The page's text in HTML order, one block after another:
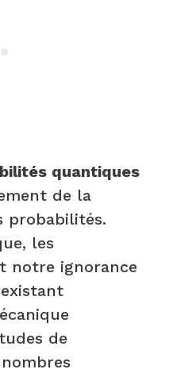
quantiques
de la
probabilités.
les
notre ignorance
de